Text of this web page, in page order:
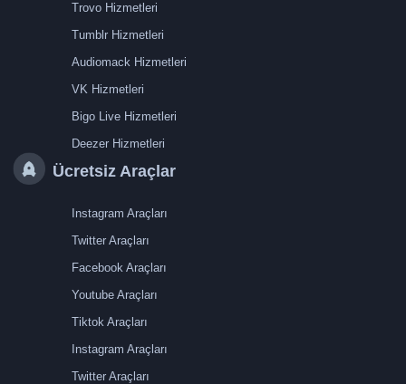
Trovo Hizmetleri
Tumblr Hizmetleri
Audiomack Hizmetleri
VK Hizmetleri
Bigo Live Hizmetleri
Deezer Hizmetleri
Ücretsiz Araçlar
Instagram Araçları
Twitter Araçları
Facebook Araçları
Youtube Araçları
Tiktok Araçları
Instagram Araçları
Twitter Araçları